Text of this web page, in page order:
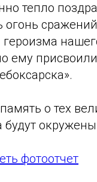
тепло
огонь
героизма
ему
о тех
будут
фотоотчет